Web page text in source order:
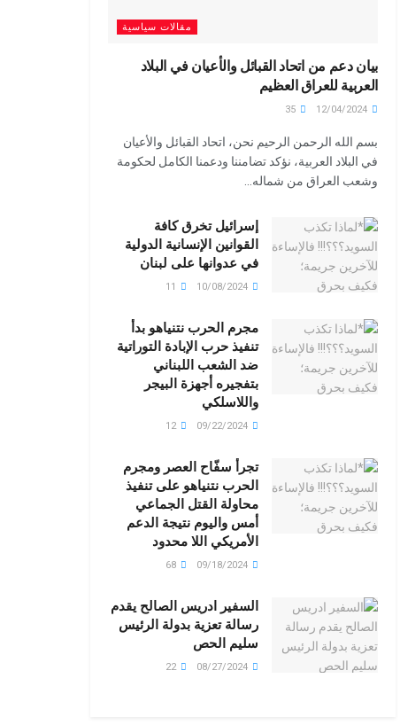
مقالات سياسية
بيان دعم من اتحاد القبائل والأعيان في البلاد
العربية للعراق العظيم
بسم الله الرحمن الرحيم نحن، اتحاد القبائل والأعيان
في البلاد العربية، نؤكد تضامننا ودعمنا الكامل لحكومة
وشعب العراق من شماله...
إسرائيل تخرق كافة
القوانين الإنسانية الدولية
في عدوانها على لبنان
مجرم الحرب نتنياهو بدأ
تنفيذ حرب الإبادة التوراتية
ضد الشعب اللبناني
بتفجيره أجهزة البيجر
واللاسلكي
تجرأ سفّاح العصر ومجرم
الحرب نتنياهو على تنفيذ
محاولة القتل الجماعي
أمس واليوم نتيجة الدعم
الأمريكي اللا محدود
السفير ادريس الصالح يقدم
رسالة تعزية بدولة الرئيس
سليم الحص